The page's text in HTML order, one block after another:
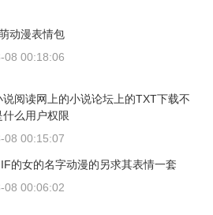
动漫表情包
08 00:18:06
说阅读网上的小说论坛上的TXT下载不
什么用户权限
08 00:15:07
的女的名字动漫的另求其表情一套
08 00:06:02